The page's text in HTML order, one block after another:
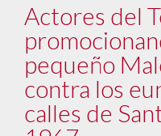
Actores del
pequeño
contra los
calles de